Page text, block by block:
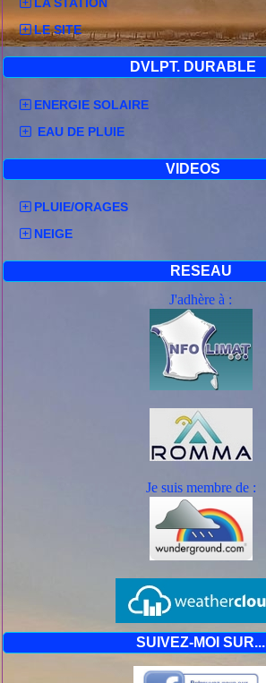
LE SITE
DVLPT. DURABLE
ENERGIE SOLAIRE
EAU DE PLUIE
VIDEOS
PLUIE/ORAGES
NEIGE
RESEAU
J'adhère à :
Je suis membre de :
SUIVEZ-MOI SUR...